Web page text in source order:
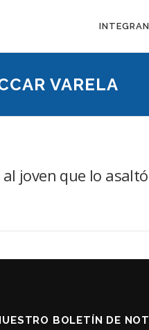
VARELA
joven que lo
BOLETÍN DE